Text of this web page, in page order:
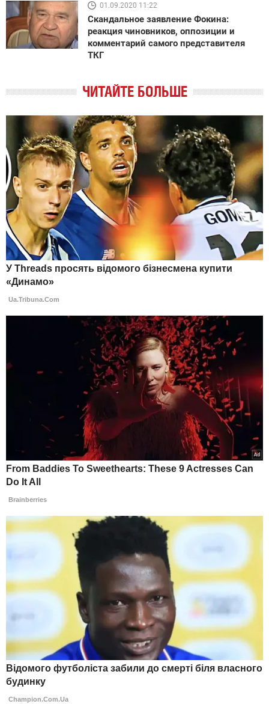
01.09.2020 11:22
Скандальное заявление Фокина:
реакция чиновников, оппозиции и
комментарий самого представителя
ТКГ
ЧИТАЙТЕ БОЛЬШЕ